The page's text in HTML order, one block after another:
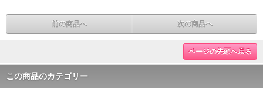
前の商品へ 次の商品へ
ページの先頭へ戻る
この商品のカテゴリー